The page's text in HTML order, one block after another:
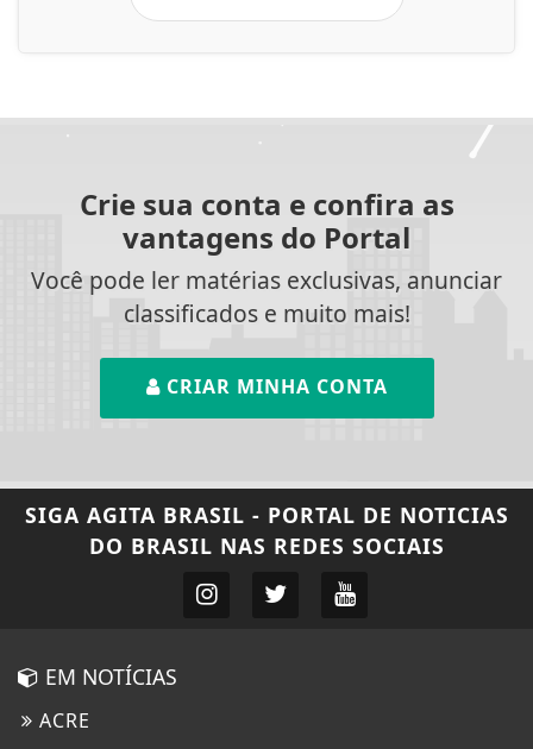
Crie sua conta e confira as
vantagens do Portal
Você pode ler matérias exclusivas, anunciar
classificados e muito mais!
CRIAR MINHA CONTA
SIGA AGITA BRASIL - PORTAL DE NOTICIAS
DO BRASIL NAS REDES SOCIAIS
EM NOTÍCIAS
ACRE